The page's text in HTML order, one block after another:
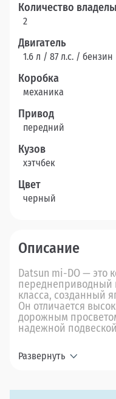
Количество
2
Двигатель
1.6 л / 87 л.c. / бензин
Коробка
механика
Привод
передний
Кузов
хэтчбек
Цвет
черный
Описание
Datsun mi-DO — это
переднеприводный
класса, созданный
Он отличается
дорожным
надежной подвеской
Развернуть